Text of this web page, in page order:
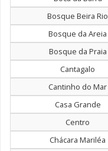
Bosque Beira Rio
Bosque da Areia
Bosque da Praia
Cantagalo
Cantinho do Mar
Casa Grande
Centro
Chácara Mariléa